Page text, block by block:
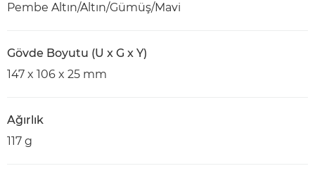
Pembe Altın/Altın/Gümüş/Mavi
Gövde Boyutu (U x G x Y)
147 x 106 x 25 mm
Ağırlık
117 g